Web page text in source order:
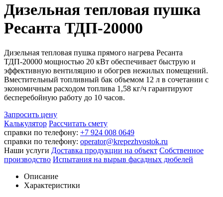
Дизельная тепловая пушка
Ресанта ТДП-20000
Дизельная тепловая пушка прямого нагрева Ресанта
ТДП-20000 мощностью 20 кВт обеспечивает быструю и
эффективную вентиляцию и обогрев нежилых помещений.
Вместительный топливный бак объемом 12 л в сочетании с
экономичным расходом топлива 1,58 кг/ч гарантируют
бесперебойную работу до 10 часов.
Запросить цену
Калькулятор Рассчитать смету
справки по телефону: +7 924 008 0649
справки по телефону: operator@krepezhvostok.ru
Наши услуги Доставка продукции на объект Собственное
производство Испытания на вырыв фасадных дюбелей
Описание
Характеристики